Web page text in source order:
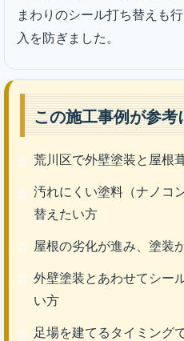
まわりのシール打ち替えも
入を防ぎました。
この施工事例が参考
荒川区で外壁塗装と屋根
汚れにくい塗料（ナノコ
替えたい方
屋根の劣化が進み、塗装
外壁塗装とあわせてシー
い方
足場を建てるタイミング